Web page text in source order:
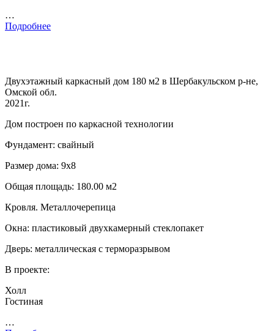
…
Подробнее
Двухэтажный каркасный дом 180 м2 в Шербакульском р-не,
Омской обл.
2021г.
Дом построен по каркасной технологии
Фундамент: свайный
Размер дома: 9х8
Общая площадь: 180.00 м2
Кровля. Металлочерепица
Окна: пластиковый двухкамерный стеклопакет
Дверь: металлическая с терморазрывом
В проекте:
Холл
Гостиная
…